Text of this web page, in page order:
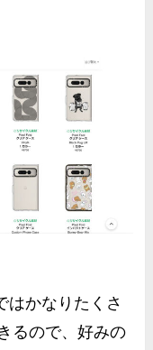
はかなりたくさ
るので、好みの